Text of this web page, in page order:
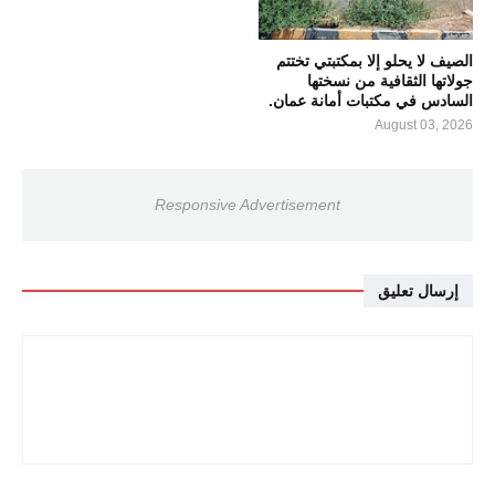
الصيف لا يحلو إلا بمكتبتي تختتم
جولاتها الثقافية من نسختها
السادس في مكتبات أمانة عمان.
August 03, 2026
Responsive Advertisement
إرسال تعليق